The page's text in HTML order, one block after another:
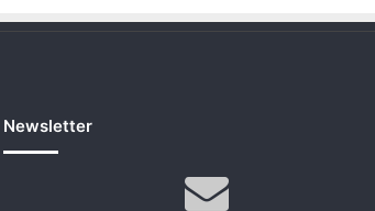
Newsletter